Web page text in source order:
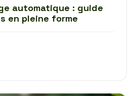
automatique : guide
en pleine forme